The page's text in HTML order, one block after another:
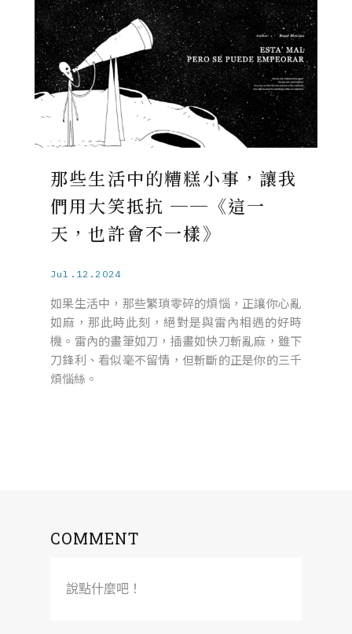
那些生活中的糟糕小事，讓我
們用大笑抵抗 ──《這一
天，也許會不一樣》
Jul.12.2024
如果生活中，那些繁瑣零碎的煩惱，正讓你心亂
如麻，那此時此刻，絕對是與雷內相遇的好時
機。雷內的畫筆如刀，插畫如快刀斬亂麻，雖下
刀鋒利、看似毫不留情，但斬斷的正是你的三千
煩惱絲。
COMMENT
說點什麼吧！